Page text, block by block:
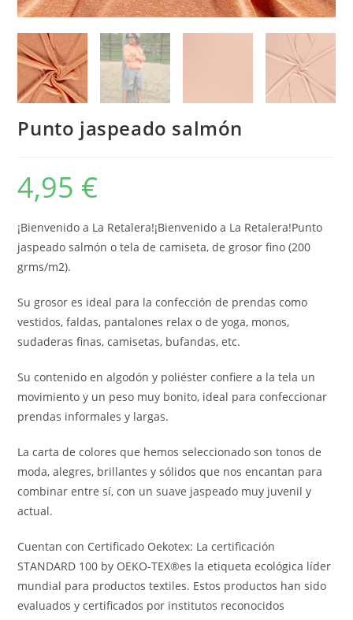
Punto jaspeado salmón
4,95 €
¡Bienvenido a La Retalera!¡Bienvenido a La Retalera!Punto
jaspeado salmón o tela de camiseta, de grosor fino (200
grms/m2).
Su grosor es ideal para la confección de prendas como
vestidos, faldas, pantalones relax o de yoga, monos,
sudaderas finas, camisetas, bufandas, etc.
Su contenido en algodón y poliéster confiere a la tela un
movimiento y un peso muy bonito, ideal para confeccionar
prendas informales y largas.
La carta de colores que hemos seleccionado son tonos de
moda, alegres, brillantes y sólidos que nos encantan para
combinar entre sí, con un suave jaspeado muy juvenil y
actual.
Cuentan con Certificado Oekotex: La certificación
STANDARD 100 by OEKO-TEX®es la etiqueta ecológica líder
mundial para productos textiles. Estos productos han sido
evaluados y certificados por institutos reconocidos